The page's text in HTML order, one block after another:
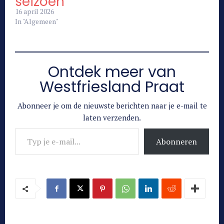
16 april 2026
In "Algemeen"
Ontdek meer van
Westfriesland Praat
Abonneer je om de nieuwste berichten naar je e-mail te
laten verzenden.
Typ je e-mail...
Abonneren